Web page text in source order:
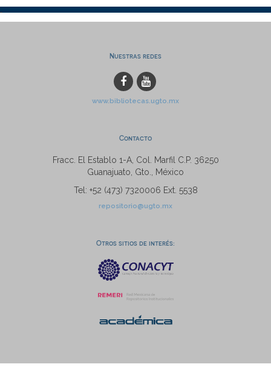
Nuestras redes
www.bibliotecas.ugto.mx
Contacto
Fracc. El Establo 1-A, Col. Marfil C.P. 36250
Guanajuato, Gto., México
Tel: +52 (473) 7320006 Ext. 5538
repositorio@ugto.mx
Otros sitios de interés: